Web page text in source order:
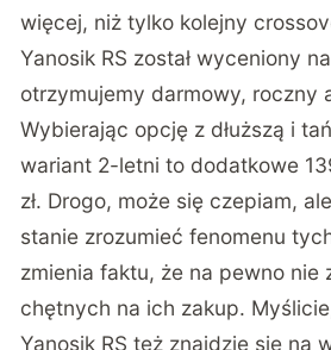
więcej, niż tylko kolejny
Yanosik RS został wyceniony
otrzymujemy darmowy, roczny
Wybierając opcję z dłuższą i
wariant 2-letni to dodatkowe
zł. Drogo, może się czepiam,
stanie zrozumieć fenomenu
zmienia faktu, że na pewno nie
chętnych na ich zakup.
Yanosik RS też znajdzie się na